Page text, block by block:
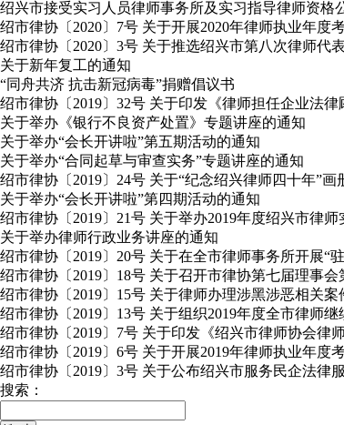
绍兴市接受实习人员律师事务所及实习指导律师资格
绍市律协〔2020〕7号 关于开展2020年律师执业年度
绍市律协〔2020〕3号 关于推选绍兴市第八次律师
关于新年复工的通知
“同舟共济 抗击新冠病毒”捐赠倡议书
绍市律协〔2019〕32号 关于印发《律师担任企业法
关于举办《银行不良资产处置》专题讲座的通知
关于举办“会长开讲啦”第五期活动的通知
关于举办“合同起草与审查实务”专题讲座的通知
绍市律协〔2019〕24号 关于“纪念绍兴律师四十年”画
关于举办“会长开讲啦”第四期活动的通知
绍市律协〔2019〕21号 关于举办2019年度绍兴市律
关于举办律师行政业务讲座的通知
绍市律协〔2019〕20号 关于在全市律师事务所开展“
绍市律协〔2019〕18号 关于召开市律协第七届理事
绍市律协〔2019〕15号 关于律师办理涉黑涉恶相关
绍市律协〔2019〕13号 关于组织2019年度全市律师
绍市律协〔2019〕7号 关于印发《绍兴市律师协会律
绍市律协〔2019〕6号 关于开展2019年律师执业年度
绍市律协〔2019〕3号 关于公布绍兴市服务民企法律
搜索：